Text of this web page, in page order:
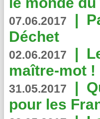
07.06.2017 |
Déchet
02.06.2017 |
maître-mot !
31.05.2017 |
pour les